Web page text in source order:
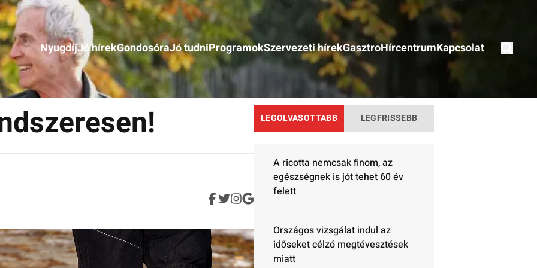
NyugdíjJó hírekGondosóraJó tudniProgramokSzervezeti hírekGasztroHírcentrumKapcsolat
LEGOLVASOTTABB LEGFRISSEBB
A ricotta nemcsak finom, az
egészségnek is jót tehet 60 év
felett
Országos vizsgálat indul az
időseket célzó megtévesztések
miatt